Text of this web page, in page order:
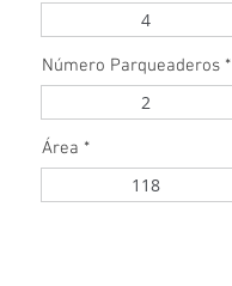
4
Número Parqueaderos *
2
Área *
118